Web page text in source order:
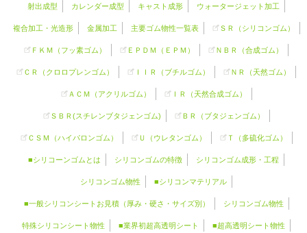
射出成型 カレンダー成型 キャスト成形 ウォータージェット加工
複合加工・光造形 金属加工 主要ゴム物性一覧表 ＳＲ（ シリコンゴム ）
ＦＫＭ（フッ素ゴム） ＥＰＤＭ（ＥＰＭ） ＮＢＲ（合成ゴム）
ＣＲ（クロロプレンゴム） ＩＩＲ（ブチルゴム） ＮＲ（天然ゴム）
ＡＣＭ（アクリルゴム） ＩＲ（天然合成ゴム）
ＳＢＲ(スチレンブタジェンゴム) ＢＲ（ブタジェンゴム）
ＣＳＭ（ハイパロンゴム） Ｕ（ウレタンゴム） Ｔ（多硫化ゴム）
■シリコーンゴムとは シリコンゴムの特徴 シリコンゴム成形・工程
シリコンゴム物性 ■シリコンマテリアル
■一般シリコンシートお見積（厚み・硬さ・サイズ別） シリコンゴム物性
特殊シリコンシート物性 ■業界初超高透明シート ■超高透明シート物性